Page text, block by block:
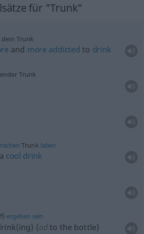
für "Trunk"
dem Trunk
and more addicted to drink
Trunk
Trunk laben
cool drink
ergeben sein
(odto the bottle)